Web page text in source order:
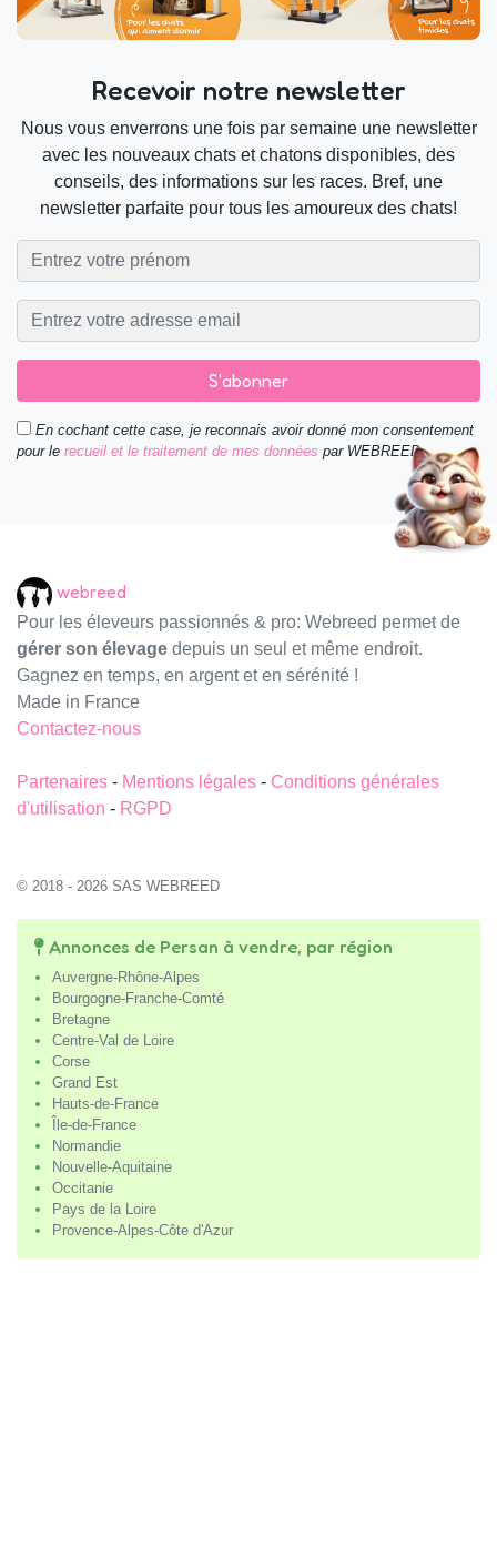
Recevoir notre newsletter
Nous vous enverrons une fois par semaine une newsletter
avec les nouveaux chats et chatons disponibles, des
conseils, des informations sur les races. Bref, une
newsletter parfaite pour tous les amoureux des chats!
S'abonner
En cochant cette case, je reconnais avoir donné mon consentement
pour le recueil et le traitement de mes données par WEBREED.
webreed
Pour les éleveurs passionnés & pro: Webreed permet de
gérer son élevage depuis un seul et même endroit.
Gagnez en temps, en argent et en sérénité !
Made in France
Contactez-nous
Partenaires - Mentions légales - Conditions générales
d'utilisation - RGPD
© 2018 - 2026 SAS WEBREED
Annonces de Persan à vendre, par région
Auvergne-Rhône-Alpes
Bourgogne-Franche-Comté
Bretagne
Centre-Val de Loire
Corse
Grand Est
Hauts-de-France
Île-de-France
Normandie
Nouvelle-Aquitaine
Occitanie
Pays de la Loire
Provence-Alpes-Côte d'Azur